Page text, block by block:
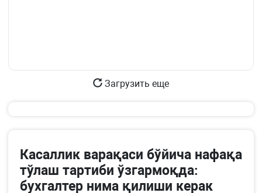
Загрузить еще
Касаллик варақаси бўйича нафақа
тўлаш тартиби ўзгармоқда:
бухгалтер нима қилиши керак